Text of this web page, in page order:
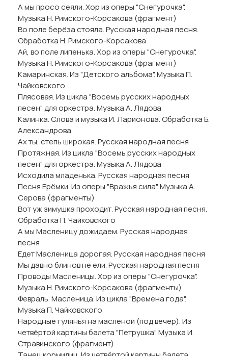
А мы просо сеяли. Хор из оперы "Снегурочка".
Музыка Н. Римского-Корсакова (фрагмент)
Во поле берёза стояла. Русская народная песня.
Обработка Н. Римского-Корсакова
Ай, во поле липенька. Хор из оперы "Снегурочка".
Музыка Н. Римского-Корсакова (фрагмент)
Камаринская. Из "Детского альбома". Музыка П.
Чайковского
Плясовая. Из цикла "Восемь русских народных
песен" для оркестра. Музыка А. Лядова
Калинка. Слова и музыка И. Ларионова. Обработка Б.
Александрова
Ах ты, степь широкая. Русская народная песня
Протяжная. Из цикла "Восемь русских народных
песен" для оркестра. Музыка А. Лядова
Исходила младенька. Русская народная песня
Песня Ерёмки. Из оперы "Вражья сила". Музыка А.
Серова (фрагменты)
Вот уж зимушка проходит. Русская народная песня.
Обработка П. Чайковского
А мы Масленицу дожидаем. Русская народная
песня
Едет Масленица дорогая. Русская народная песня
Мы давно блинов не ели. Русская народная песня
Проводы Масленицы. Хор из оперы "Снегурочка".
Музыка Н. Римского-Корсакова (фрагменты)
Февраль. Масленица. Из цикла "Времена года".
Музыка П. Чайковского
Народные гулянья на масленой (под вечер). Из
четвёртой картины балета "Петрушка". Музыка И.
Стравинского (фрагмент)